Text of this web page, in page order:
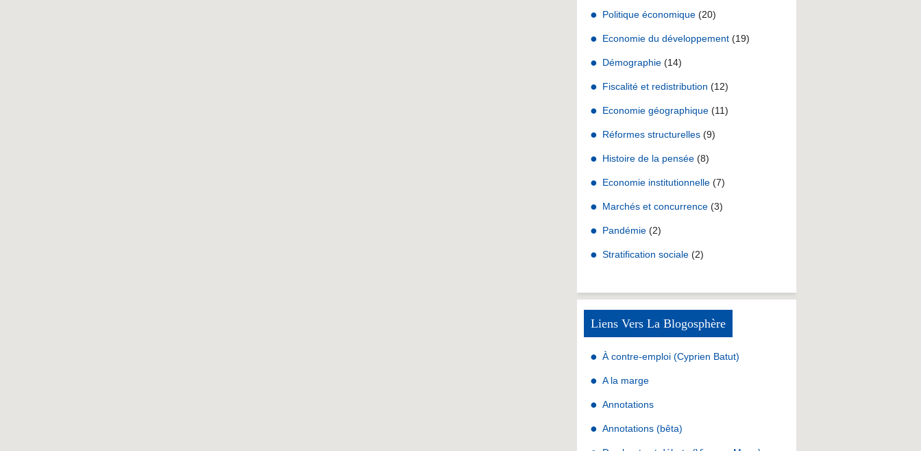
Politique économique (20)
Economie du développement (19)
Démographie (14)
Fiscalité et redistribution (12)
Economie géographique (11)
Réformes structurelles (9)
Histoire de la pensée (8)
Economie institutionnelle (7)
Marchés et concurrence (3)
Pandémie (2)
Stratification sociale (2)
Liens Vers La Blogosphère
À contre-emploi (Cyprien Batut)
A la marge
Annotations
Annotations (bêta)